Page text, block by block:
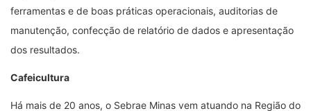
ferramentas e de boas práticas operacionais, auditorias de
manutenção, confecção de relatório de dados e apresentação
dos resultados.
Cafeicultura
Há mais de 20 anos, o Sebrae Minas vem atuando na Região do